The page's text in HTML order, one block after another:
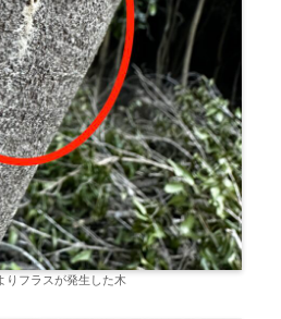
りフラスが発生した木